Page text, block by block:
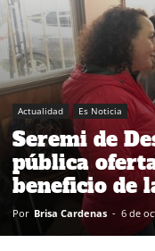
Actualidad Es Noticia
Seremi de
pública
beneficio de
Por Brisa Cardenas - 6 de